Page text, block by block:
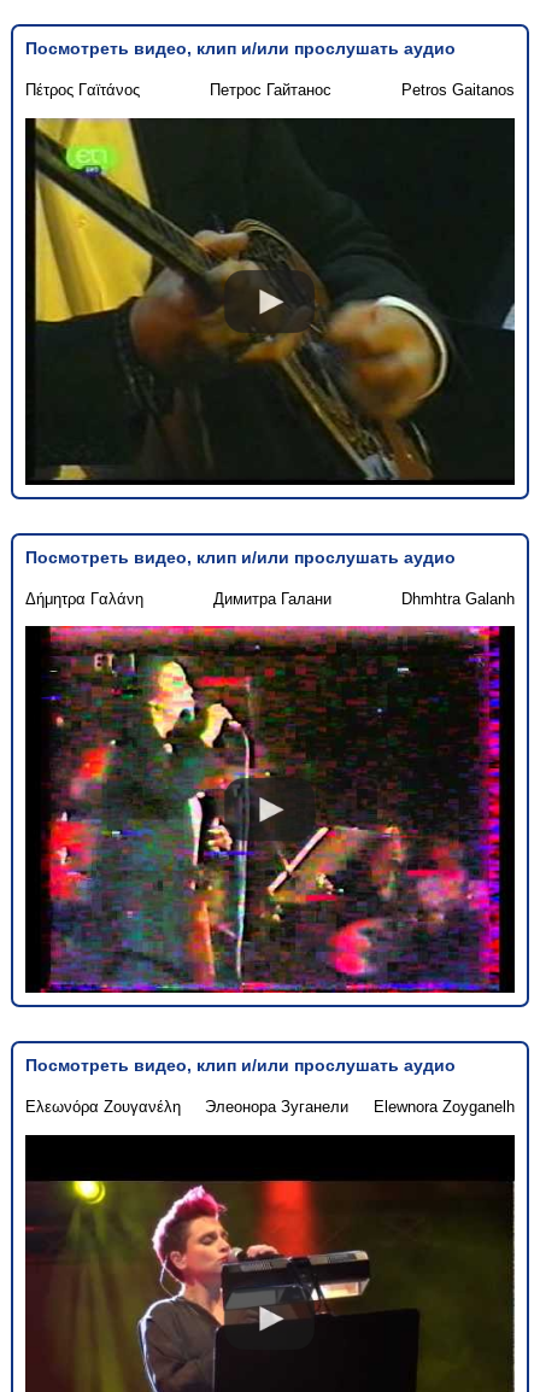
Посмотреть видео, клип и/или прослушать аудио
Πέτρος Γαϊτάνος Петрос Гайтанос Petros Gaitanos
Посмотреть видео, клип и/или прослушать аудио
Δήμητρα Γαλάνη Димитра Галани Dhmhtra Galanh
Посмотреть видео, клип и/или прослушать аудио
Ελεωνόρα Ζουγανέλη Элеонора Зуганели Elewnora Zoyganelh